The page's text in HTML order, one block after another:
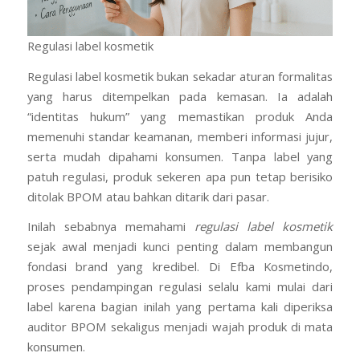
Regulasi label kosmetik
Regulasi label kosmetik bukan sekadar aturan formalitas
yang harus ditempelkan pada kemasan. Ia adalah
“identitas hukum” yang memastikan produk Anda
memenuhi standar keamanan, memberi informasi jujur,
serta mudah dipahami konsumen. Tanpa label yang
patuh regulasi, produk sekeren apa pun tetap berisiko
ditolak BPOM atau bahkan ditarik dari pasar.
Inilah sebabnya memahami regulasi label kosmetik
sejak awal menjadi kunci penting dalam membangun
fondasi brand yang kredibel. Di Efba Kosmetindo,
proses pendampingan regulasi selalu kami mulai dari
label karena bagian inilah yang pertama kali diperiksa
auditor BPOM sekaligus menjadi wajah produk di mata
konsumen.